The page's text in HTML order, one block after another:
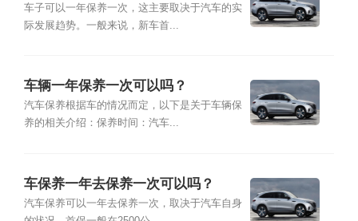
车子可以一年保养一次，这主要取决于汽车的实
际发展趋势。一般来说，新车首...
车辆一年保养一次可以吗？
汽车保养根据车的情况而定，以下是关于车辆保
养的相关介绍：保养时间：汽车...
车保养一年去保养一次可以吗？
汽车保养可以一年去保养一次，取决于汽车自身